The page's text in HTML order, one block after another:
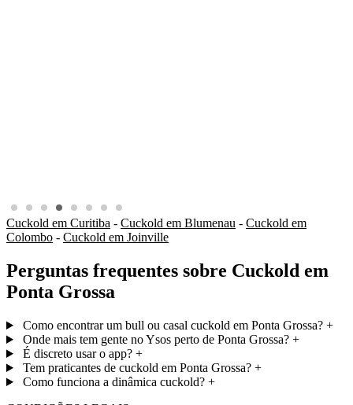
Cuckold em Curitiba - Cuckold em Blumenau - Cuckold em
Colombo - Cuckold em Joinville
Perguntas frequentes sobre Cuckold em
Ponta Grossa
Como encontrar um bull ou casal cuckold em Ponta Grossa? +
Onde mais tem gente no Ysos perto de Ponta Grossa? +
É discreto usar o app? +
Tem praticantes de cuckold em Ponta Grossa? +
Como funciona a dinâmica cuckold? +